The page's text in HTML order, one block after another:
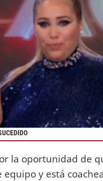
la oportunidad de
equipo y está